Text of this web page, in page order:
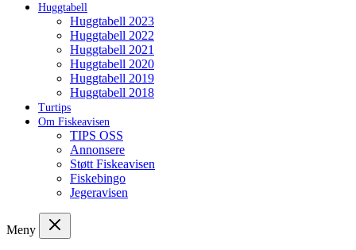
Huggtabell
Huggtabell 2023
Huggtabell 2022
Huggtabell 2021
Huggtabell 2020
Huggtabell 2019
Huggtabell 2018
Turtips
Om Fiskeavisen
TIPS OSS
Annonsere
Støtt Fiskeavisen
Fiskebingo
Jegeravisen
Meny